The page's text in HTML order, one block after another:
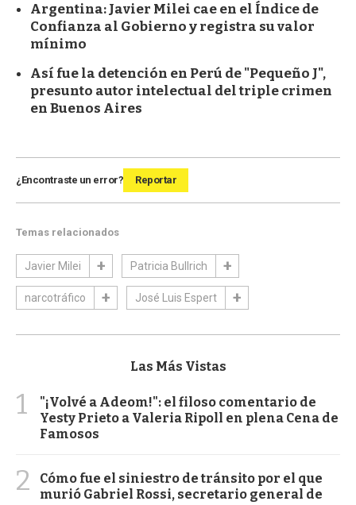
Argentina: Javier Milei cae en el Índice de
Confianza al Gobierno y registra su valor
mínimo
Así fue la detención en Perú de "Pequeño J",
presunto autor intelectual del triple crimen
en Buenos Aires
¿Encontraste un error? Reportar
Temas relacionados
Javier Milei Patricia Bullrich
narcotráfico José Luis Espert
Las Más Vistas
1
"¡Volvé a Adeom!": el filoso comentario de
Yesty Prieto a Valeria Ripoll en plena Cena de
Famosos
2
Cómo fue el siniestro de tránsito por el que
murió Gabriel Rossi, secretario general de